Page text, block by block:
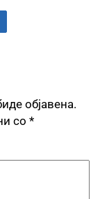
објавена.
со *